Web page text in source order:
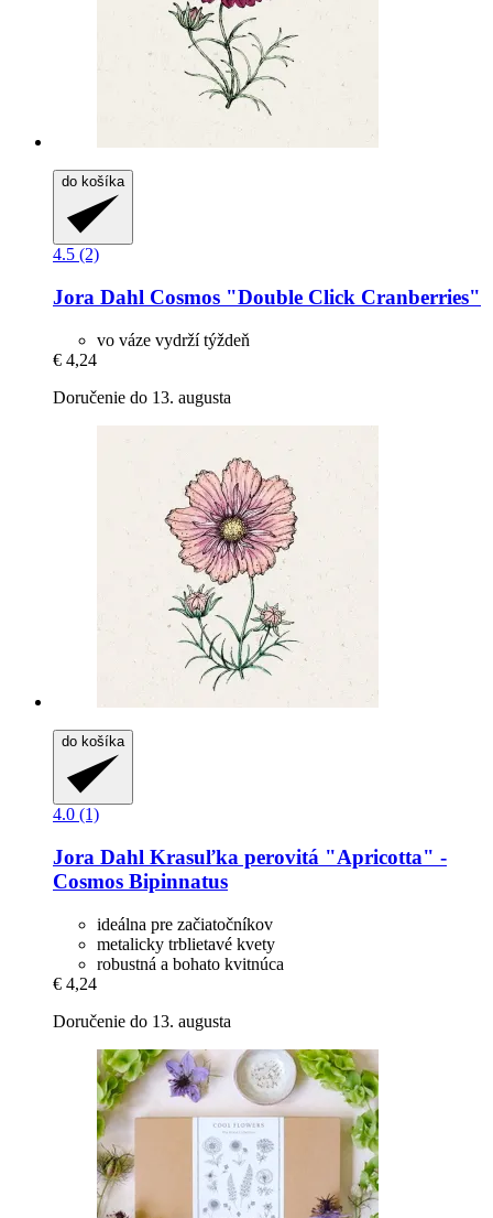
do košíka
4.5 (2)
Jora Dahl Cosmos "Double Click Cranberries"
vo váze vydrží týždeň
€ 4,24
Doručenie do 13. augusta
do košíka
4.0 (1)
Jora Dahl Krasuľka perovitá "Apricotta" -​
Cosmos Bipinnatus
ideálna pre začiatočníkov
metalicky trblietavé kvety
robustná a bohato kvitnúca
€ 4,24
Doručenie do 13. augusta